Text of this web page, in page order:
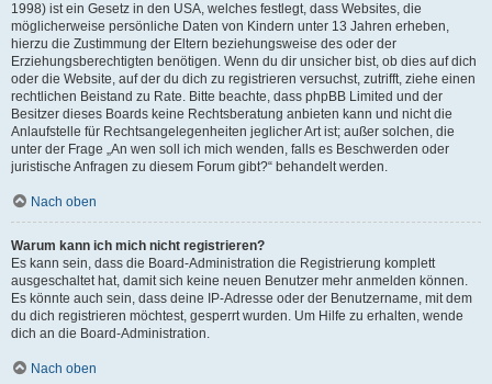
1998) ist ein Gesetz in den USA, welches festlegt, dass Websites, die
möglicherweise persönliche Daten von Kindern unter 13 Jahren erheben,
hierzu die Zustimmung der Eltern beziehungsweise des oder der
Erziehungsberechtigten benötigen. Wenn du dir unsicher bist, ob dies auf dich
oder die Website, auf der du dich zu registrieren versuchst, zutrifft, ziehe einen
rechtlichen Beistand zu Rate. Bitte beachte, dass phpBB Limited und der
Besitzer dieses Boards keine Rechtsberatung anbieten kann und nicht die
Anlaufstelle für Rechtsangelegenheiten jeglicher Art ist; außer solchen, die
unter der Frage „An wen soll ich mich wenden, falls es Beschwerden oder
juristische Anfragen zu diesem Forum gibt?“ behandelt werden.
Nach oben
Warum kann ich mich nicht registrieren?
Es kann sein, dass die Board-Administration die Registrierung komplett
ausgeschaltet hat, damit sich keine neuen Benutzer mehr anmelden können.
Es könnte auch sein, dass deine IP-Adresse oder der Benutzername, mit dem
du dich registrieren möchtest, gesperrt wurden. Um Hilfe zu erhalten, wende
dich an die Board-Administration.
Nach oben